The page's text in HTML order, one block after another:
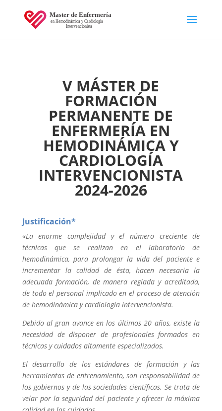
V MÁSTER DE
FORMACIÓN
PERMANENTE DE
ENFERMERÍA EN
HEMODINÁMICA Y
CARDIOLOGÍA
INTERVENCIONISTA
2024-2026
Justificación*
«La enorme complejidad y el número creciente de
técnicas que se realizan en el laboratorio de
hemodinámica, para prolongar la vida del paciente e
incrementar la calidad de ésta, hacen necesaria la
adecuada formación, de manera reglada y acreditada,
de todo el personal implicado en el proceso de atención
de hemodinámica y cardiología intervencionista.
Debido al gran avance en los últimos 20 años, existe la
necesidad de disponer de profesionales formados en
técnicas y cuidados altamente especializados.
El desarrollo de los estándares de formación y las
herramientas de entrenamiento, son responsabilidad de
los gobiernos y de las sociedades científicas. Se trata de
velar por la seguridad del paciente y ofrecer la máxima